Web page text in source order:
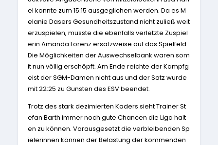
el konnte zum 15:15ausgeglichen werden. Da es M
elanie Dasers Gesundheitszustand nicht zuließ weit
erzuspielen, musste die ebenfalls verletzte Zuspiel
erin Amanda Lorenz ersatzweise auf das Spielfeld.
Die Möglichkeiten der Auswechselbank waren som
it nun völlig erschöpft. Am Ende reichte der Kampfg
eist der SGM-Damen nicht aus und der Satz wurde
mit 22:25 zu Gunsten des ESV beendet.
Trotz des stark dezimierten Kaders sieht Trainer St
efan Barth immer noch gute Chancen die Liga halt
en zu können. Vorausgesetzt die verbleibenden Sp
ielerinnen können der Belastung der kommenden